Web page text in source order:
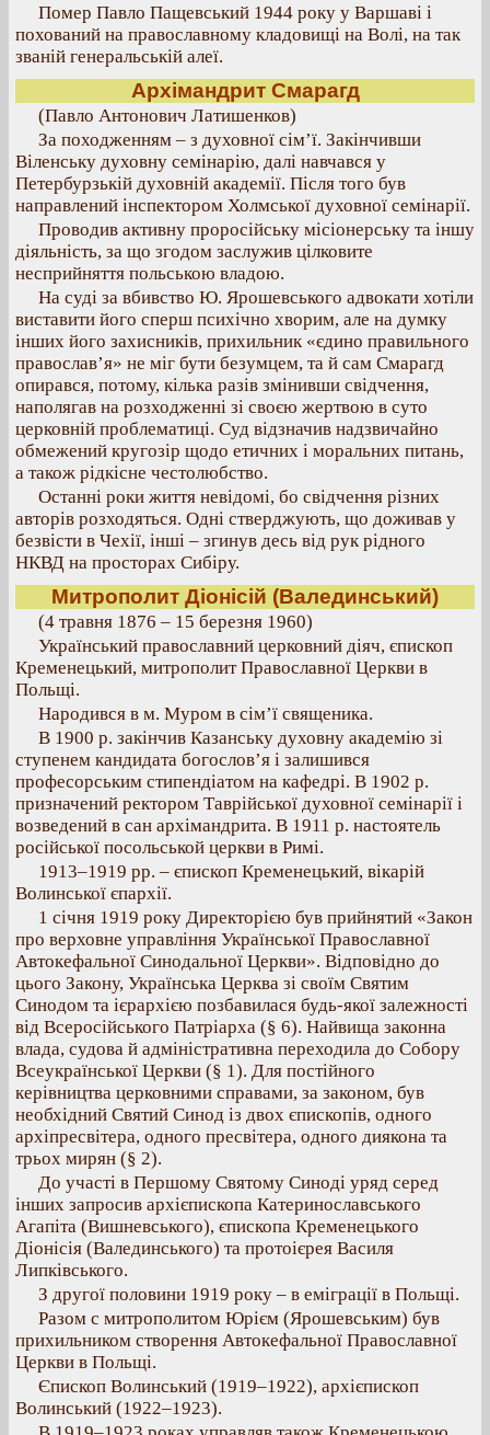
Помер Павло Пащевський 1944 року у Варшаві і
похований на православному кладовищі на Волі, на так
званій генеральській алеї.
Архімандрит Смарагд
(Павло Антонович Латишенков)
За походженням – з духовної сім’ї. Закінчивши
Віленську духовну семінарію, далі навчався у
Петербурзькій духовній академії. Після того був
направлений інспектором Холмської духовної семінарії.
Проводив активну проросійську місіонерську та іншу
діяльність, за що згодом заслужив цілковите
несприйняття польською владою.
На суді за вбивство Ю. Ярошевського адвокати хотіли
виставити його сперш психічно хворим, але на думку
інших його захисників, прихильник «єдино правильного
православ’я» не міг бути безумцем, та й сам Смарагд
опирався, потому, кілька разів змінивши свідчення,
наполягав на розходженні зі своєю жертвою в суто
церковній проблематиці. Суд відзначив надзвичайно
обмежений кругозір щодо етичних і моральних питань,
а також рідкісне честолюбство.
Останні роки життя невідомі, бо свідчення різних
авторів розходяться. Одні стверджують, що доживав у
безвісти в Чехії, інші – згинув десь від рук рідного
НКВД на просторах Сибіру.
Митрополит Діонісій (Валединський)
(4 травня 1876 – 15 березня 1960)
Український православний церковний діяч, єпископ
Кременецький, митрополит Православної Церкви в
Польщі.
Народився в м. Муром в сім’ї священика.
В 1900 р. закінчив Казанську духовну академію зі
ступенем кандидата богослов’я і залишився
професорським стипендіатом на кафедрі. В 1902 р.
призначений ректором Таврійської духовної семінарії і
возведений в сан архімандрита. В 1911 р. настоятель
російської посольськой церкви в Римі.
1913–1919 рр. – єпископ Кременецький, вікарій
Волинської єпархії.
1 січня 1919 року Директорією був прийнятий «Закон
про верховне управління Української Православної
Автокефальної Синодальної Церкви». Відповідно до
цього Закону, Українська Церква зі своїм Святим
Синодом та ієрархією позбавилася будь-якої залежності
від Всеросійського Патріарха (§ 6). Найвища законна
влада, судова й адміністративна переходила до Собору
Всеукраїнської Церкви (§ 1). Для постійного
керівництва церковними справами, за законом, був
необхідний Святий Синод із двох єпископів, одного
архіпресвітера, одного пресвітера, одного диякона та
трьох мирян (§ 2).
До участі в Першому Святому Синоді уряд серед
інших запросив архієпископа Катеринославського
Агапіта (Вишневського), єпископа Кременецького
Діонісія (Валединського) та протоієрея Василя
Липківського.
З другої половини 1919 року – в еміграції в Польщі.
Разом с митрополитом Юрієм (Ярошевським) був
прихильником створення Автокефальної Православної
Церкви в Польщі.
Єпископ Волинський (1919–1922), архієпископ
Волинський (1922–1923).